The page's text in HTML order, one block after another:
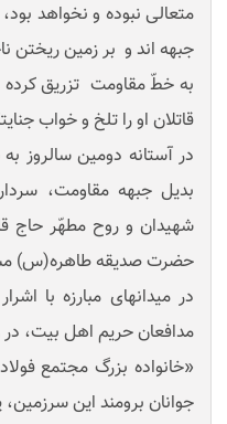
متعالی نبوده و نخواهد
جبهه اند و بر زمین ریختن
به خطّ مقاومت تزریق کرده و
قاتلان او را تلخ و خواب
در آستانه دومین سالروز
بدیل جبهه مقاومت،
شهیدان و روح مطهّر حاج
حضرت صدیقه طاهره(س)
در میدانهای مبارزه با
مدافعان حریم اهل بیت،
«خانواده بزرگ مجتمع
جوانان برومند این